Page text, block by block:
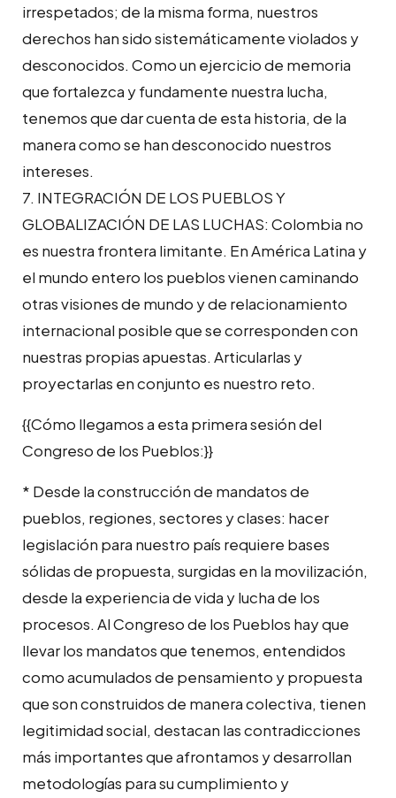
irrespetados; de la misma forma, nuestros
derechos han sido sistemáticamente violados y
desconocidos. Como un ejercicio de memoria
que fortalezca y fundamente nuestra lucha,
tenemos que dar cuenta de esta historia, de la
manera como se han desconocido nuestros
intereses.
7. INTEGRACIÓN DE LOS PUEBLOS Y
GLOBALIZACIÓN DE LAS LUCHAS: Colombia no
es nuestra frontera limitante. En América Latina y
el mundo entero los pueblos vienen caminando
otras visiones de mundo y de relacionamiento
internacional posible que se corresponden con
nuestras propias apuestas. Articularlas y
proyectarlas en conjunto es nuestro reto.
{{Cómo llegamos a esta primera sesión del
Congreso de los Pueblos:}}
* Desde la construcción de mandatos de
pueblos, regiones, sectores y clases: hacer
legislación para nuestro país requiere bases
sólidas de propuesta, surgidas en la movilización,
desde la experiencia de vida y lucha de los
procesos. Al Congreso de los Pueblos hay que
llevar los mandatos que tenemos, entendidos
como acumulados de pensamiento y propuesta
que son construidos de manera colectiva, tienen
legitimidad social, destacan las contradicciones
más importantes que afrontamos y desarrollan
metodologías para su cumplimiento y